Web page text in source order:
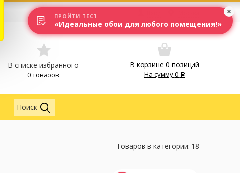
В списке избранного
0 товаров
В корзине 0 позиций
На сумму0
Обои
Поиск
Товаров в категории: 18
ПРОЙТИ ТЕСТ
«Идеальные обои для любого помещения!»